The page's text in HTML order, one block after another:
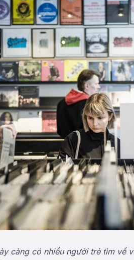
càng có nhiều người trẻ tìm về